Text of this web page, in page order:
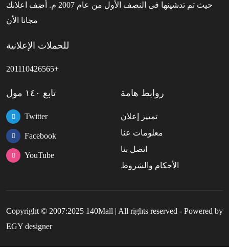
حيث تم تدشينها فى النصف الأول من عام 2007 م. أضف اعلانك
مجانا الأن
للحملات الإعلانية
201110426565+
تابع ١٤٠ مول
Twitter
Facebook
YouTube
روابط هامة
تمييز إعلان
معلومات عنا
اتصل بنا
الأحكام والشروط
Copyright © 2007:2025 140Mall | All rights reserved - Powered by
EGY designer